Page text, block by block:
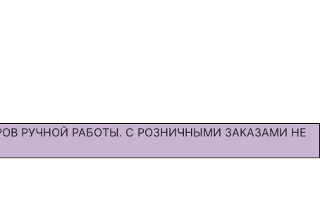
РУЧНОЙ РАБОТЫ. С РОЗНИЧНЫМИ ЗАКАЗАМИ НЕ